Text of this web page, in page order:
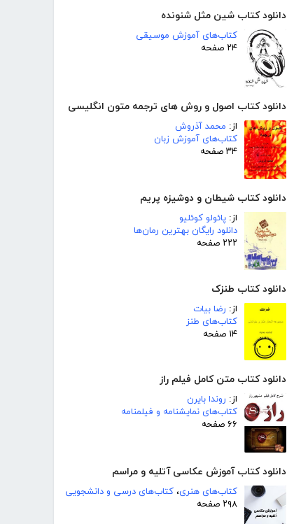
دانلود کتاب شین مثل شنونده
کتاب‌های آموزش موسیقی
۲۴ صفحه
دانلود کتاب اصول و روش های ترجمه متون انگلیسی
از: محمد آذروش
کتاب‌های آموزش زبان
۳۴ صفحه
دانلود کتاب شیطان و دوشیزه پریم
از: پائولو کوئلیو
دانلود رایگان بهترین رمان‌ها
۲۲۲ صفحه
دانلود کتاب طنزک
از: رضا بیات
کتاب‌های طنز
۱۴ صفحه
دانلود کتاب متن کامل فیلم راز
از: روندا بایرن
کتاب‌های نمایشنامه و فیلمنامه
۶۶ صفحه
دانلود کتاب آموزش عکاسی آتلیه و مراسم
کتاب‌های هنری، کتاب‌های درسی و دانشجویی
۲۹۸ صفحه